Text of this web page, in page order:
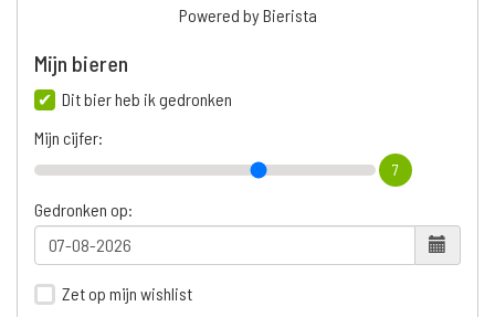
Powered by Bierista
Mijn bieren
Dit bier heb ik gedronken
Mijn cijfer:
7
Gedronken op:
Zet op mijn wishlist